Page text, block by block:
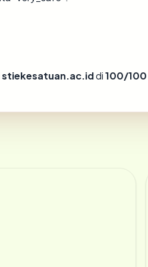
stiekesatuan.ac.iddi100/100